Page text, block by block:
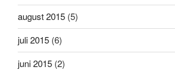
august 2015 (5)
juli 2015 (6)
juni 2015 (2)